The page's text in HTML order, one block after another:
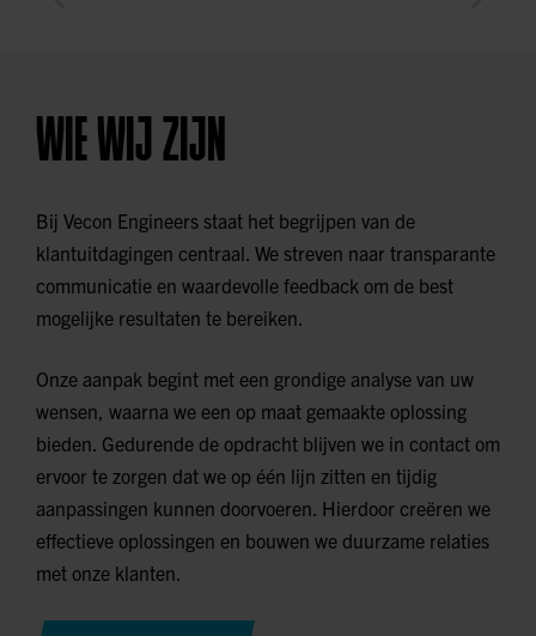
WIE WIJ ZIJN
Bij Vecon Engineers staat het begrijpen van de
klantuitdagingen centraal. We streven naar transparante
communicatie en waardevolle feedback om de best
mogelijke resultaten te bereiken.
Onze aanpak begint met een grondige analyse van uw
wensen, waarna we een op maat gemaakte oplossing
bieden. Gedurende de opdracht blijven we in contact om
ervoor te zorgen dat we op één lijn zitten en tijdig
aanpassingen kunnen doorvoeren. Hierdoor creëren we
effectieve oplossingen en bouwen we duurzame relaties
met onze klanten.